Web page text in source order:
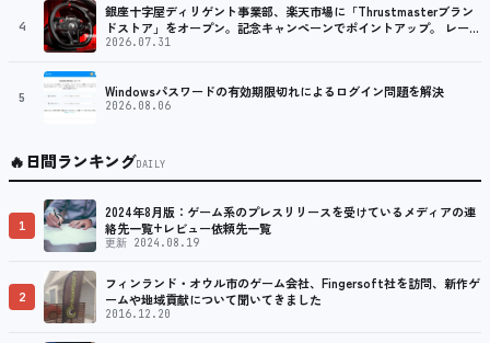
4
銀座十字屋ディリゲント事業部、楽天市場に「Thrustmasterブラン
ドストア」をオープン。記念キャンペーンでポイントアップ。 レーシ
ング／フライトシム向けコントローラーを中心に、幅広くラインナッ
2026.07.31
5 Windowsパスワードの有効期限切れによるログイン問題を解決
2026.08.06
🔥日間ランキングDAILY
1
2024年8月版：ゲーム系のプレスリリースを受けているメディアの連
絡先一覧+レビュー依頼先一覧
更新 2024.08.19
2
フィンランド・オウル市のゲーム会社、Fingersoft社を訪問、新作ゲ
ームや地域貢献について聞いてきました
2016.12.20